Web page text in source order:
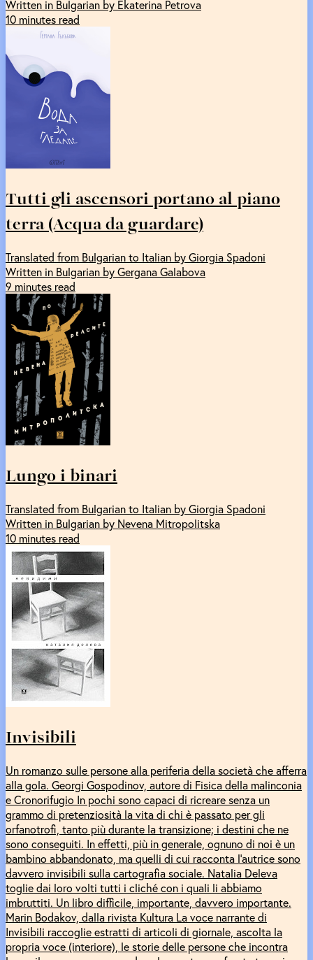
Written in Bulgarian by Ekaterina Petrova
10 minutes read
Tutti gli ascensori portano al piano
terra (Acqua da guardare)
Translated from Bulgarian to Italian by Giorgia Spadoni
Written in Bulgarian by Gergana Galabova
9 minutes read
Lungo i binari
Translated from Bulgarian to Italian by Giorgia Spadoni
Written in Bulgarian by Nevena Mitropolitska
10 minutes read
Invisibili
Un romanzo sulle persone alla periferia della società che afferra
alla gola. Georgi Gospodinov, autore di Fisica della malinconia
e Cronorifugio In pochi sono capaci di ricreare senza un
grammo di pretenziosità la vita di chi è passato per gli
orfanotrofi, tanto più durante la transizione; i destini che ne
sono conseguiti. In effetti, più in generale, ognuno di noi è un
bambino abbandonato, ma quelli di cui racconta l’autrice sono
davvero invisibili sulla cartografia sociale. Natalia Deleva
toglie dai loro volti tutti i cliché con i quali li abbiamo
imbruttiti. Un libro difficile, importante, davvero importante.
Marin Bodakov, dalla rivista Kultura La voce narrante di
Invisibili raccoglie estratti di articoli di giornale, ascolta la
propria voce (interiore), le storie delle persone che incontra